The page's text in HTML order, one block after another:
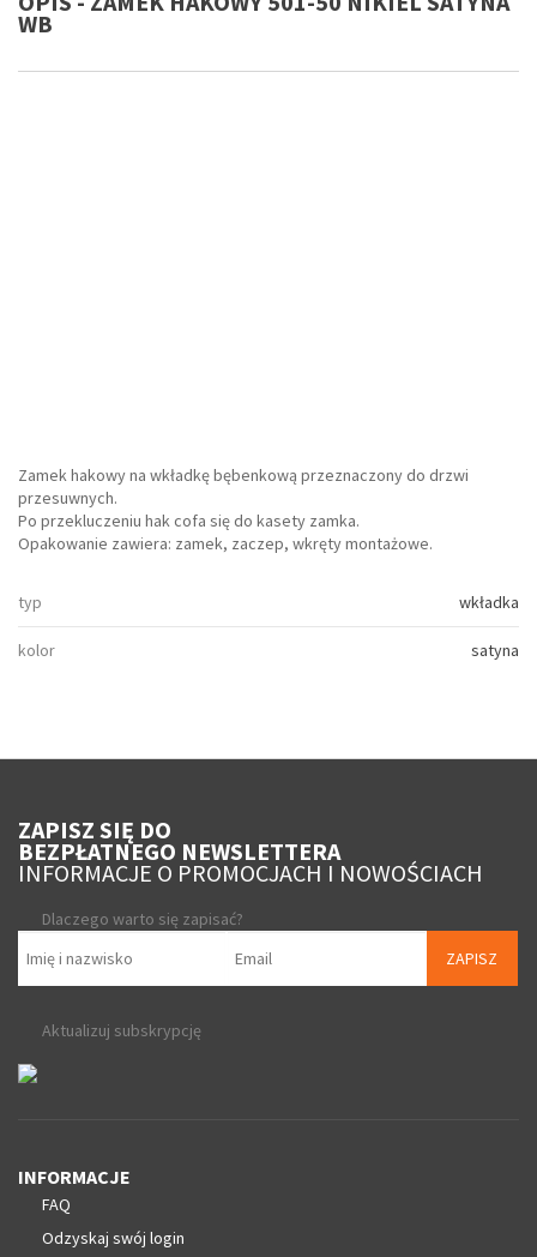
WB
Zamek hakowy na wkładkę bębenkową przeznaczony do drzwi
przesuwnych.
Po przekluczeniu hak cofa się do kasety zamka.
Opakowanie zawiera: zamek, zaczep, wkręty montażowe.
typ wkładka
kolor satyna
ZAPISZ SIĘ DO
BEZPŁATNEGO NEWSLETTERA
INFORMACJE O PROMOCJACH I NOWOŚCIACH
Dlaczego warto się zapisać?
ZAPISZ
Aktualizuj subskrypcję
INFORMACJE
FAQ
Odzyskaj swój login